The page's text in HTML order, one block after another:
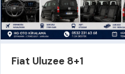
Fiat Uluzee 8+1